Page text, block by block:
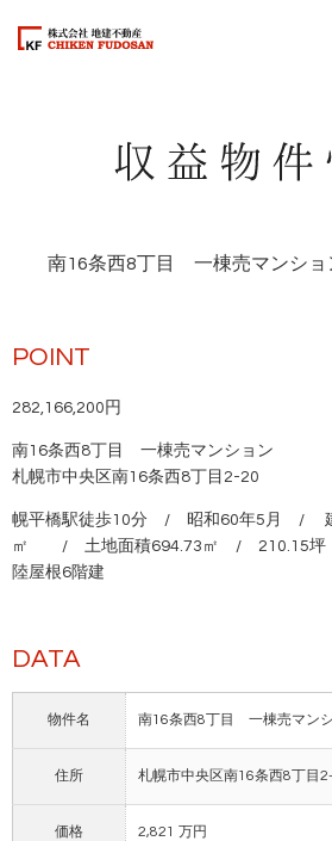
南16条西8丁目 一棟売マンショ
POINT
282,166,200円
南16条西8丁目 一棟売マンション
札幌市中央区南16条西8丁目2-20
幌平橋駅徒歩10分 / 昭和60年5月 / 建
㎡ / 土地面積694.73㎡ / 210.15坪
陸屋根6階建
DATA
物件名 南16条西8丁目 一棟売マン
住所 札幌市中央区南16条西8丁目
価格 2,821 万円